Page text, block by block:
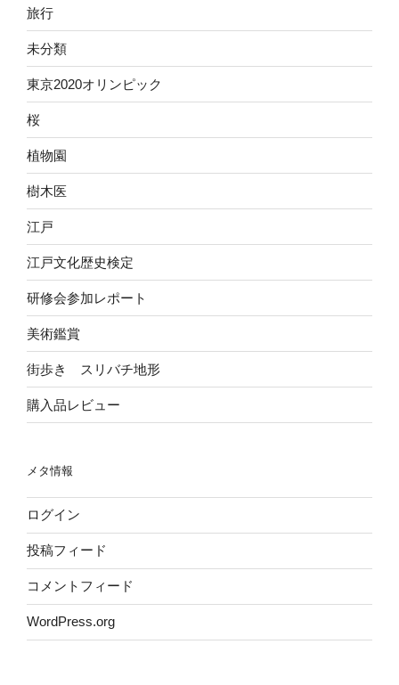
旅行
未分類
東京2020オリンピック
桜
植物園
樹木医
江戸
江戸文化歴史検定
研修会参加レポート
美術鑑賞
街歩き スリバチ地形
購入品レビュー
メタ情報
ログイン
投稿フィード
コメントフィード
WordPress.org